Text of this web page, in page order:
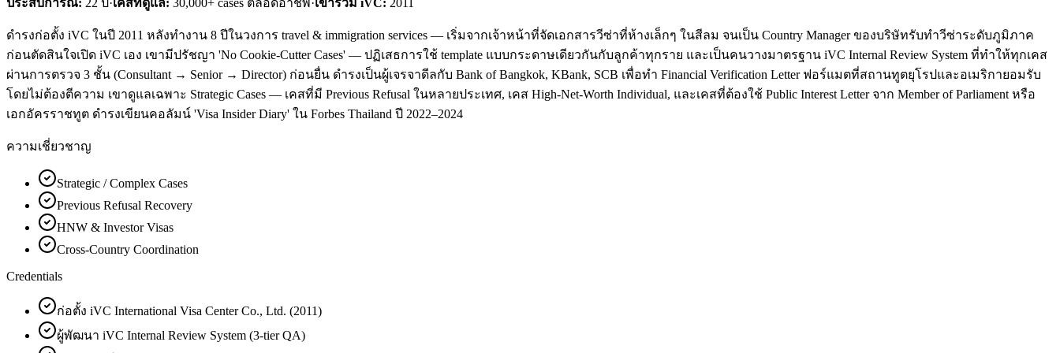
ประสบการณ์: 22 ปี·เคสที่ดูแล: 30,000+ cases ตลอดอาชีพ·เข้าร่วม iVC: 2011
ดำรงก่อตั้ง iVC ในปี 2011 หลังทำงาน 8 ปีในวงการ travel & immigration services — เริ่มจากเจ้าหน้าที่จัดเอกสารวีซ่าที่ห้างเล็กๆ ในสีลม จนเป็น Country Manager ของบริษัทรับทำวีซ่าระดับภูมิภาค
ก่อนตัดสินใจเปิด iVC เอง เขามีปรัชญา 'No Cookie-Cutter Cases' — ปฏิเสธการใช้ template แบบกระดาษเดียวกันกับลูกค้าทุกราย และเป็นคนวางมาตรฐาน iVC Internal Review System ที่ทำให้ทุกเคส
ผ่านการตรวจ 3 ชั้น (Consultant → Senior → Director) ก่อนยื่น ดำรงเป็นผู้เจรจาดีลกับ Bank of Bangkok, KBank, SCB เพื่อทำ Financial Verification Letter ฟอร์แมตที่สถานทูตยุโรปและอเมริกายอมรับ
โดยไม่ต้องตีความ เขาดูแลเฉพาะ Strategic Cases — เคสที่มี Previous Refusal ในหลายประเทศ, เคส High-Net-Worth Individual, และเคสที่ต้องใช้ Public Interest Letter จาก Member of Parliament หรือ
เอกอัครราชทูต ดำรงเขียนคอลัมน์ 'Visa Insider Diary' ใน Forbes Thailand ปี 2022–2024
ความเชี่ยวชาญ
Strategic / Complex Cases
Previous Refusal Recovery
HNW & Investor Visas
Cross-Country Coordination
Credentials
ก่อตั้ง iVC International Visa Center Co., Ltd. (2011)
ผู้พัฒนา iVC Internal Review System (3-tier QA)